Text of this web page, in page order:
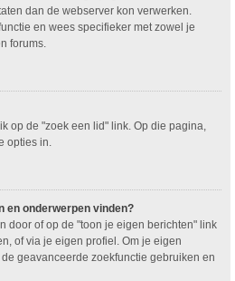
dan de webserver kon verwerken.
en wees specifieker met zowel je
forums.
op de "zoek een lid" link. Op die pagina,
opties in.
en onderwerpen vinden?
door of op de "toon je eigen berichten" link
of via je eigen profiel. Om je eigen
geavanceerde zoekfunctie gebruiken en